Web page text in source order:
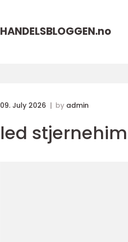
HANDELSBLOGGEN.no
09. July 2026 by admin
led